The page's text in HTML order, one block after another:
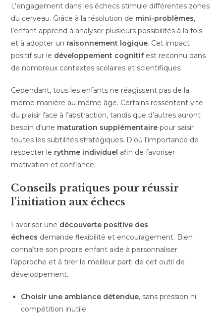
L’engagement dans les échecs stimule différentes zones
du cerveau. Grâce à la résolution de mini-problèmes,
l’enfant apprend à analyser plusieurs possibilités à la fois
et à adopter un raisonnement logique. Cet impact
positif sur le développement cognitifest reconnu dans
de nombreux contextes scolaires et scientifiques.
Cependant, tous les enfants ne réagissent pas de la
même manière au même âge. Certains ressentent vite
du plaisir face à l’abstraction, tandis que d’autres auront
besoin d’une maturation supplémentaire pour saisir
toutes les subtilités stratégiques. D’où l’importance de
respecter le rythme individuel afin de favoriser
motivation et confiance.
Conseils pratiques pour réussir
l’initiation aux échecs
Favoriser une découverte positive des
échecs demande flexibilité et encouragement. Bien
connaître son propre enfant aide à personnaliser
l’approche et à tirer le meilleur parti de cet outil de
développement.
Choisir une ambiance détendue, sans pression ni
compétition inutile